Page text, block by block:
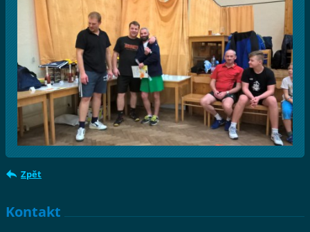
Zpět
Kontakt